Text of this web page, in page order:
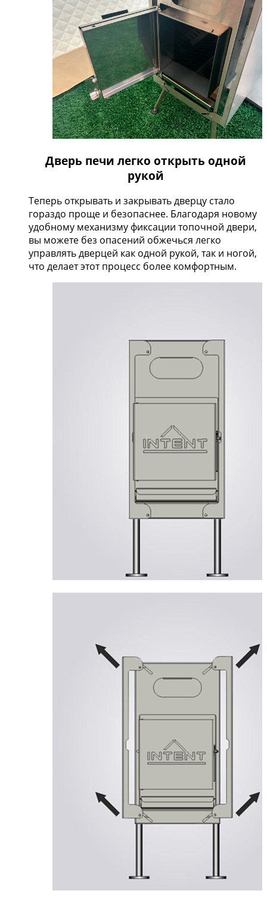
Дверь печи легко открыть одной
рукой
Теперь открывать и закрывать дверцу стало
гораздо проще и безопаснее. Благодаря новому
удобному механизму фиксации топочной двери,
вы можете без опасений обжечься легко
управлять дверцей как одной рукой, так и ногой,
что делает этот процесс более комфортным.